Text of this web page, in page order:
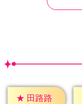
★ 田路路